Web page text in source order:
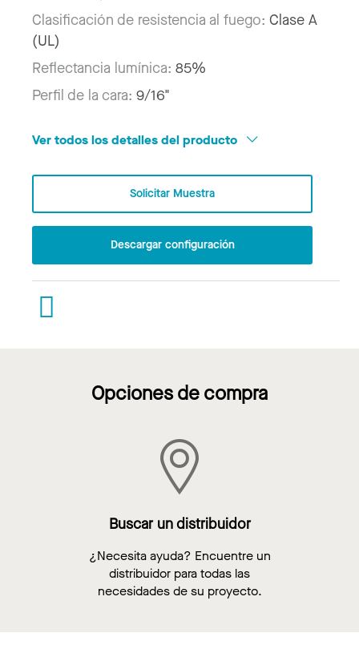
Clasificación de resistencia al fuego: Clase A
(UL)
Reflectancia lumínica: 85%
Perfil de la cara: 9/16"
Ver todos los detalles del producto
Solicitar Muestra
Descargar configuración
Opciones de compra
Buscar un distribuidor
¿Necesita ayuda? Encuentre un
distribuidor para todas las
necesidades de su proyecto.